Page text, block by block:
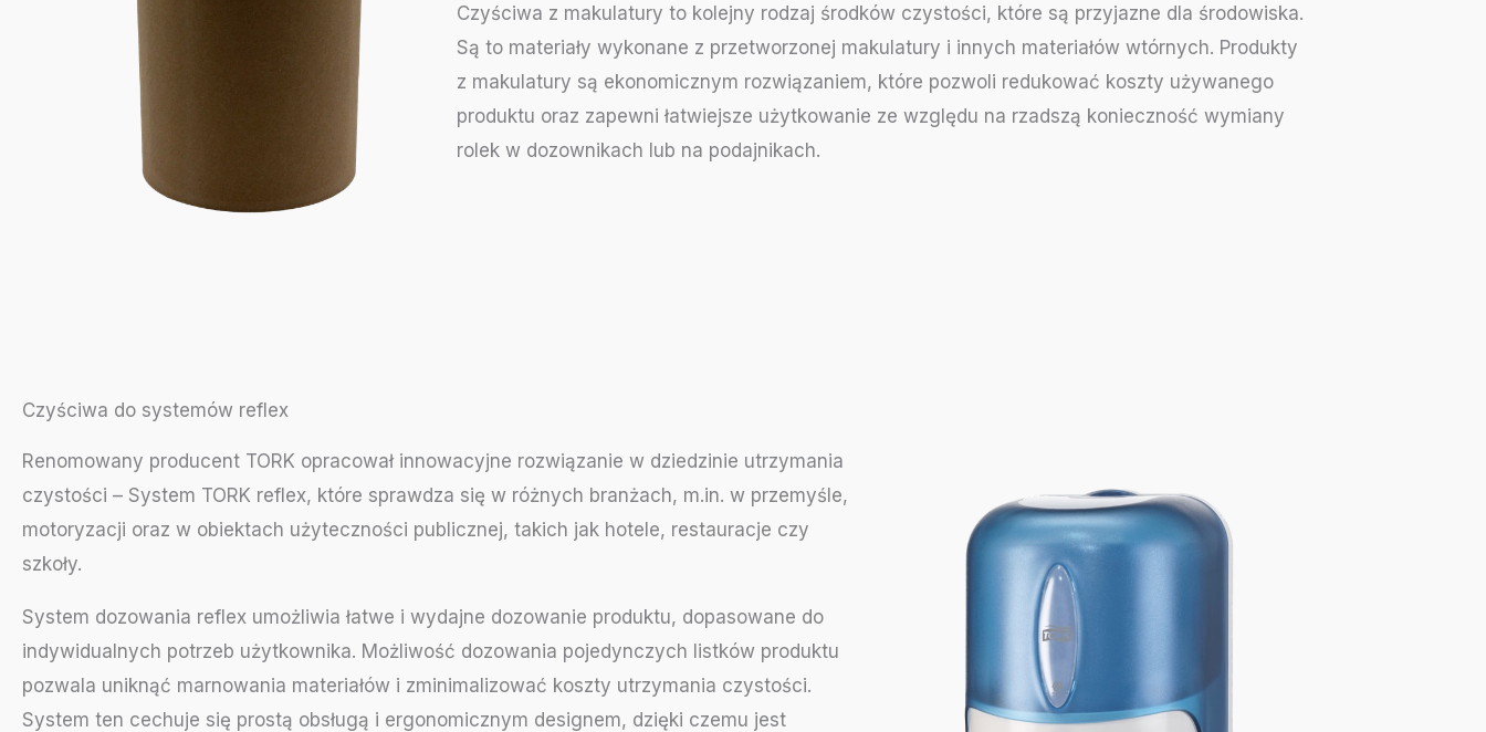
Czyściwa z makulatury to kolejny rodzaj środków czystości, które są przyjazne dla środowiska.
Są to materiały wykonane z przetworzonej makulatury i innych materiałów wtórnych. Produkty
z makulatury są ekonomicznym rozwiązaniem, które pozwoli redukować koszty używanego
produktu oraz zapewni łatwiejsze użytkowanie ze względu na rzadszą konieczność wymiany
rolek w dozownikach lub na podajnikach.
Czyściwa do systemów reflex
Renomowany producent TORK opracował innowacyjne rozwiązanie w dziedzinie utrzymania
czystości – System TORK reflex, które sprawdza się w różnych branżach, m.in. w przemyśle,
motoryzacji oraz w obiektach użyteczności publicznej, takich jak hotele, restauracje czy
szkoły.
System dozowania reflex umożliwia łatwe i wydajne dozowanie produktu, dopasowane do
indywidualnych potrzeb użytkownika. Możliwość dozowania pojedynczych listków produktu
pozwala uniknąć marnowania materiałów i zminimalizować koszty utrzymania czystości.
System ten cechuje się prostą obsługą i ergonomicznym designem, dzięki czemu jest